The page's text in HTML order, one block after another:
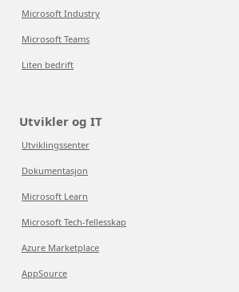
Microsoft Industry
Microsoft Teams
Liten bedrift
Utvikler og IT
Utviklingssenter
Dokumentasjon
Microsoft Learn
Microsoft Tech-fellesskap
Azure Marketplace
AppSource